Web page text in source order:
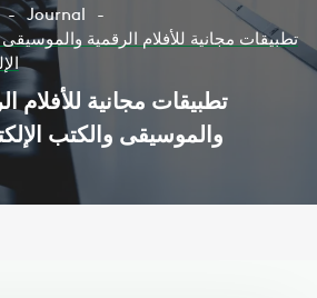
Journal
تطبيقات مجانية للأفلام الرقمية
تطبيقات مجانية للأفلام
والموسيقى والكتب